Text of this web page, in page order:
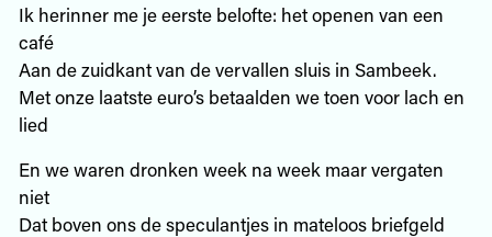
Ik herinner me je eerste belofte: het openen van een
café
Aan de zuidkant van de vervallen sluis in Sambeek.
Met onze laatste euro’s betaalden we toen voor lach en
lied
En we waren dronken week na week maar vergaten
niet
Dat boven ons de speculantjes in mateloos briefgeld